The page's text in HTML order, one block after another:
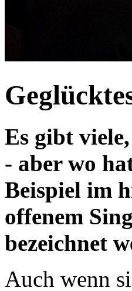
Es gibt
- aber wo
Beispiel im
offenem
bezeichnet
Auch wenn